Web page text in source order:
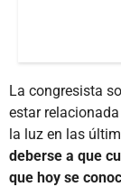
La congresista
estar
la luz en las
deberse a que
que hoy se